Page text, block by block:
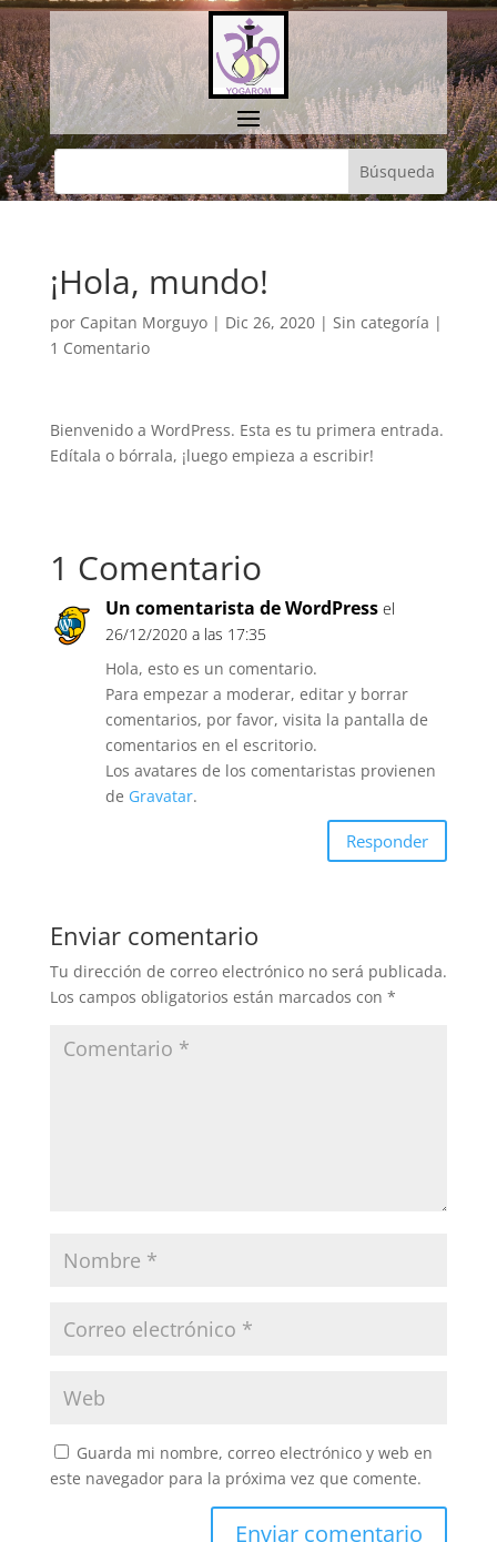
¡Hola, mundo!
por Capitan Morguyo| Dic 26, 2020| Sin categoría |
1 Comentario
Bienvenido a WordPress. Esta es tu primera entrada.
Edítala o bórrala, ¡luego empieza a escribir!
1 Comentario
Un comentarista de WordPress el
26/12/2020 a las 17:35
Hola, esto es un comentario.
Para empezar a moderar, editar y borrar
comentarios, por favor, visita la pantalla de
comentarios en el escritorio.
Los avatares de los comentaristas provienen
de Gravatar.
Responder
Enviar comentario
Tu dirección de correo electrónico no será publicada.
Los campos obligatorios están marcados con *
Guarda mi nombre, correo electrónico y web en
este navegador para la próxima vez que comente.